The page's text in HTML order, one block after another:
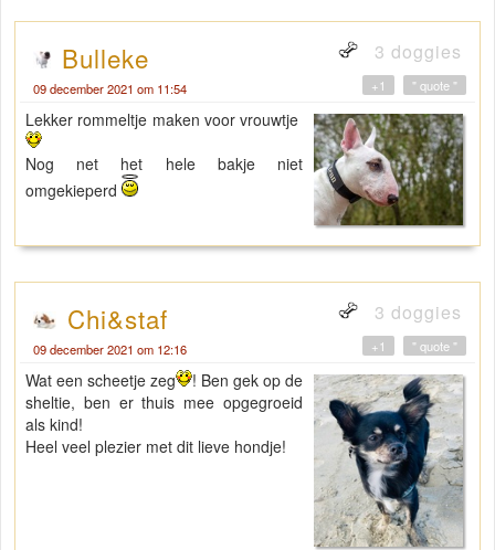
Bulleke 3 doggies
09 december 2021 om 11:54 " quote "
+1
Lekker rommeltje maken voor vrouwtje
Nog net het hele bakje niet
omgekieperd
Chi&staf 3 doggies
09 december 2021 om 12:16 " quote "
+1
Wat een scheetje zeg
! Ben gek op de
sheltie, ben er thuis mee opgegroeid
als kind!
Heel veel plezier met dit lieve hondje!